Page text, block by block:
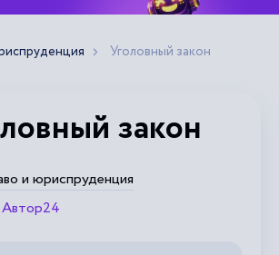
крошек Уголовный закон
закон
и юриспруденция
Автор24